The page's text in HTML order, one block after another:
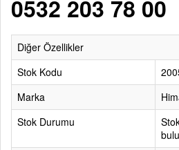
0532 203 78 00
Diğer Özellikler
Stok Kodu
Marka
Stok Durumu